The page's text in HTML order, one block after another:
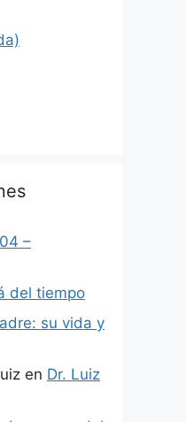
–
del tiempo
su vida y
en Dr. Luiz